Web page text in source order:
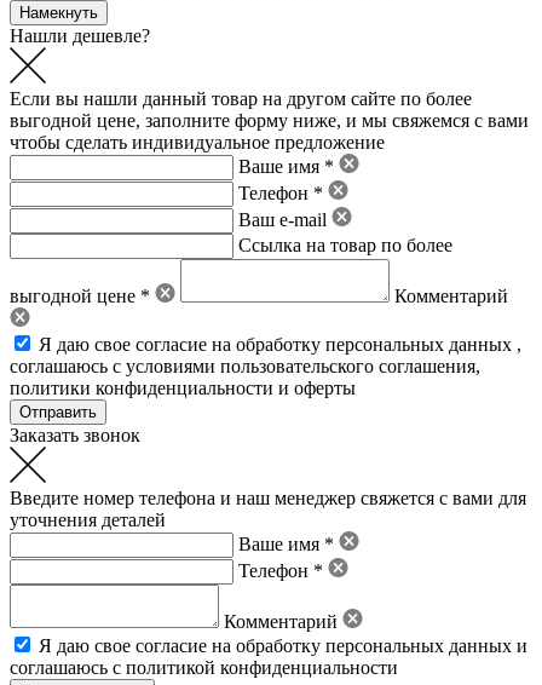
Нашли дешевле?
Если вы нашли данный товар на другом сайте по более
выгодной цене, заполните форму ниже, и мы свяжемся с вами
чтобы сделать индивидуальное предложение
Ваше имя *
Телефон *
Ваш e-mail
Ссылка на товар по более
выгодной цене * Комментарий
Я даю свое согласие на обработку персональных данных ,
соглашаюсь с условиями пользовательского соглашения,
политики конфиденциальности и оферты
Заказать звонок
Введите номер телефона и наш менеджер свяжется с вами для
уточнения деталей
Ваше имя *
Телефон *
Комментарий
Я даю свое согласие на обработку персональных данных и
соглашаюсь с политикой конфиденциальности